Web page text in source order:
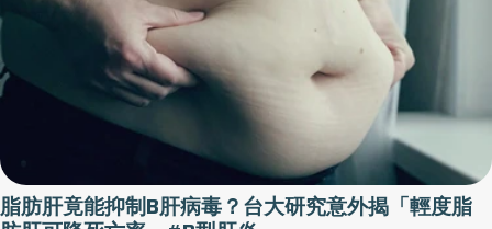
脂肪肝竟能抑制B肝病毒？台大研究意外揭「輕度脂